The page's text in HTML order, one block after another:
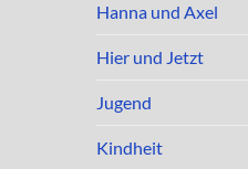
Hanna und Axel
Hier und Jetzt
Jugend
Kindheit